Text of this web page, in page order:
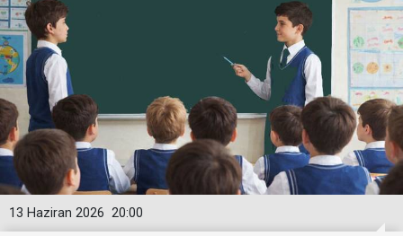
20:00
13 Haziran 2026